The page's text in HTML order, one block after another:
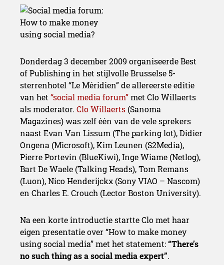
Donderdag 3 december 2009 organiseerde Best
of Publishing in het stijlvolle Brusselse 5-
sterrenhotel “Le Méridien” de allereerste editie
van het “social media forum”met Clo Willaerts
als moderator. Clo Willaerts (Sanoma
Magazines) was zelf één van de vele sprekers
naast Evan Van Lissum (The parking lot), Didier
Ongena (Microsoft), Kim Leunen (S2Media),
Pierre Portevin (BlueKiwi), Inge Wiame (Netlog),
Bart De Waele (Talking Heads), Tom Remans
(Luon), Nico Henderijckx (Sony VIAO – Nascom)
en Charles E. Crouch (Lector Boston University).
Na een korte introductie startte Clo met haar
eigen presentatie over “How to make money
using social media” met het statement:“There’s
no such thing as a social media expert”.